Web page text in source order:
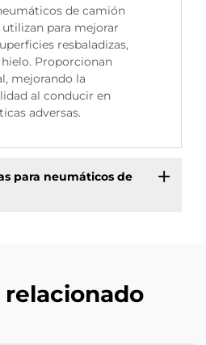
de camión
para mejorar
resbaladizas,
Proporcionan
mejorando la
al conducir en
adversas.
para neumáticos de